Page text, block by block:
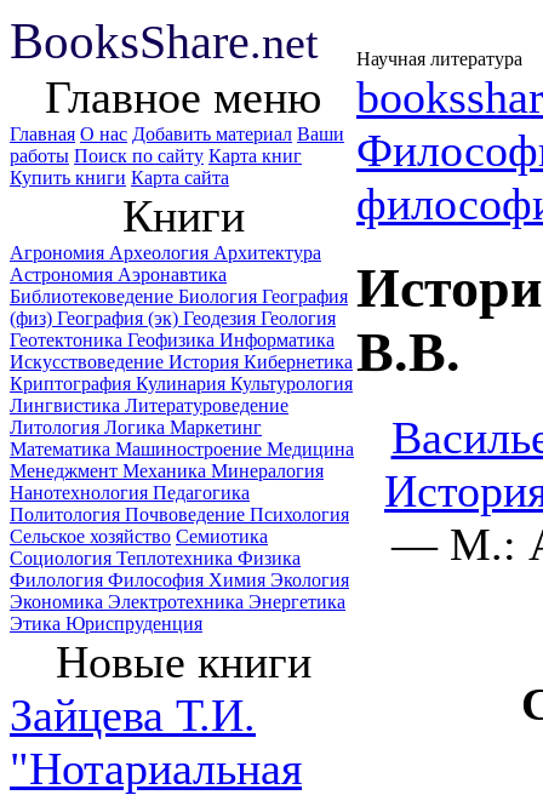
BooksShare.net Научная литература
Главное меню
Главная О нас Добавить материал Ваши
работы Поиск по сайту Карта книг
Купить книги Карта сайта
Книги
Агрономия Археология Архитектура
Астрономия Аэронавтика
Библиотековедение Биология География
(физ) География (эк) Геодезия Геология
Геотектоника Геофизика Информатика
Искусствоведение История Кибернетика
Криптография Кулинария Культурология
Лингвистика Литературоведение
Литология Логика Маркетинг
Математика Машиностроение Медицина
Менеджмент Механика Минералогия
Нанотехнология Педагогика
Политология Почвоведение Психология
Сельское хозяйство Семиотика
Социология Теплотехника Физика
Филология Философия Химия Экология
Экономика Электротехника Энергетика
Этика Юриспруденция
Новые книги
Зайцева Т.И.
"Нотариальная
B.B.
— М.: